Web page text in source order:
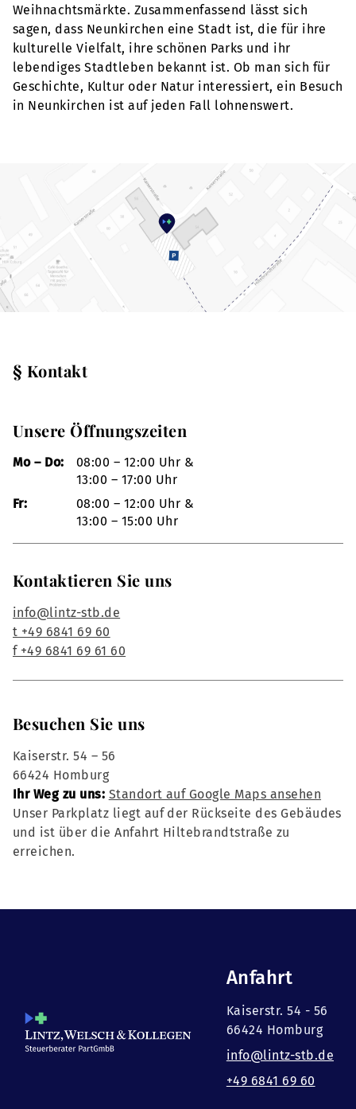
Weihnachtsmärkte. Zusammenfassend lässt sich
sagen, dass Neunkirchen eine Stadt ist, die für ihre
kulturelle Vielfalt, ihre schönen Parks und ihr
lebendiges Stadtleben bekannt ist. Ob man sich für
Geschichte, Kultur oder Natur interessiert, ein Besuch
in Neunkirchen ist auf jeden Fall lohnenswert.
§ Kontakt
Unsere Öffnungszeiten
Mo – Do:
08:00 – 12:00 Uhr &
13:00 – 17:00 Uhr
Fr:
08:00 – 12:00 Uhr &
13:00 – 15:00 Uhr
Kontaktieren Sie uns
info@lintz-stb.de
t +49 6841 69 60
f +49 6841 69 61 60
Besuchen Sie uns
Kaiserstr. 54 – 56
66424 Homburg
Ihr Weg zu uns: Standort auf Google Maps ansehen
Unser Parkplatz liegt auf der Rückseite des Gebäudes
und ist über die Anfahrt Hiltebrandtstraße zu
erreichen.
Anfahrt
Kaiserstr. 54 - 56
66424 Homburg
info@lintz-stb.de
+49 6841 69 60